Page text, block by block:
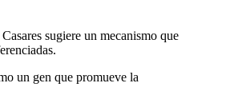
sugiere un mecanismo que
un gen que promueve la